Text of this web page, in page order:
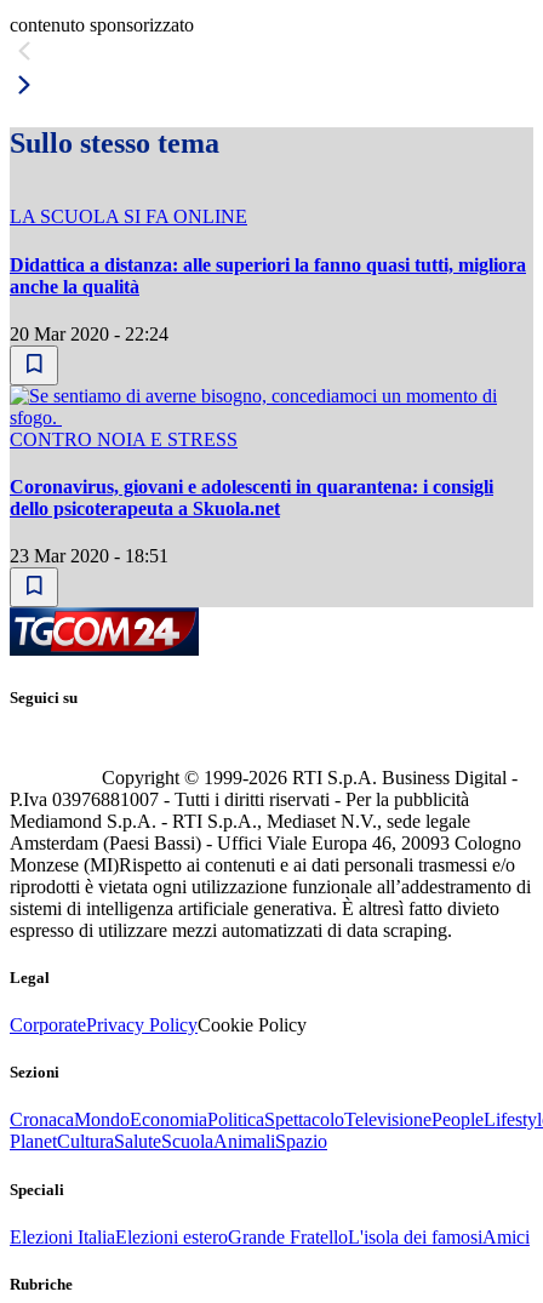
contenuto sponsorizzato
Sullo stesso tema
LA SCUOLA SI FA ONLINE
Didattica a distanza: alle superiori la fanno quasi tutti, migliora
anche la qualità
20 Mar 2020 - 22:24
CONTRO NOIA E STRESS
Coronavirus, giovani e adolescenti in quarantena: i consigli
dello psicoterapeuta a Skuola.net
23 Mar 2020 - 18:51
Seguici su
Copyright © 1999-2026 RTI S.p.A. Business Digital -
P.Iva 03976881007 - Tutti i diritti riservati - Per la pubblicità
Mediamond S.p.A. - RTI S.p.A., Mediaset N.V., sede legale
Amsterdam (Paesi Bassi) - Uffici Viale Europa 46, 20093 Cologno
Monzese (MI)Rispetto ai contenuti e ai dati personali trasmessi e/o
riprodotti è vietata ogni utilizzazione funzionale all’addestramento di
sistemi di intelligenza artificiale generativa. È altresì fatto divieto
espresso di utilizzare mezzi automatizzati di data scraping.
Legal
CorporatePrivacy PolicyCookie Policy
Sezioni
CronacaMondoEconomiaPoliticaSpettacoloTelevisionePeople
PlanetCulturaSaluteScuolaAnimaliSpazio
Speciali
Elezioni ItaliaElezioni esteroGrande FratelloL'isola dei famosiAmici
Rubriche